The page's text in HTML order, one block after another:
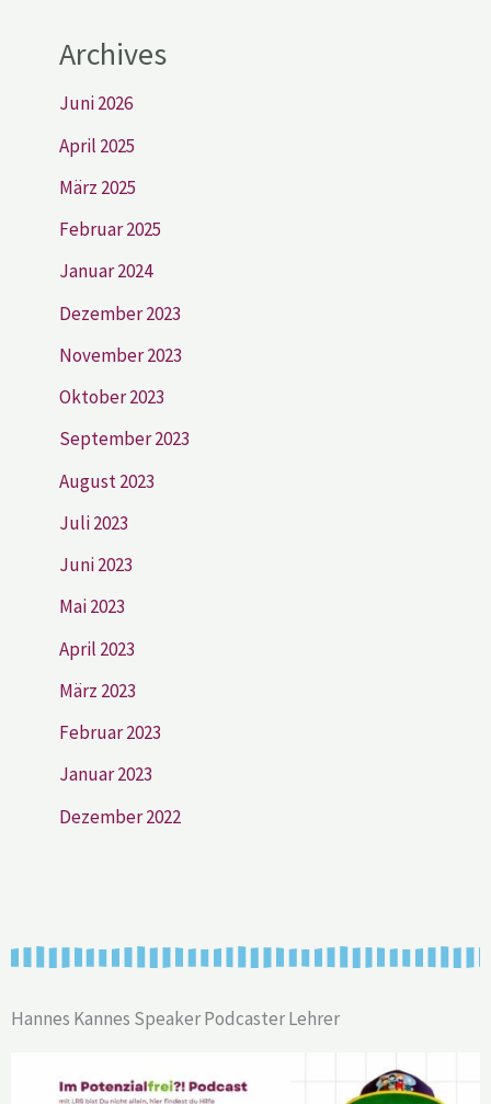
Archives
Juni 2026
April 2025
März 2025
Februar 2025
Januar 2024
Dezember 2023
November 2023
Oktober 2023
September 2023
August 2023
Juli 2023
Juni 2023
Mai 2023
April 2023
März 2023
Februar 2023
Januar 2023
Dezember 2022
Hannes Kannes Speaker Podcaster Lehrer